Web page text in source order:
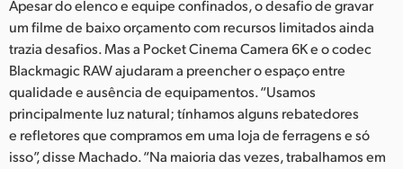
Apesar do elenco e equipe confinados, o desafio de gravar
um filme de baixo orçamento com recursos limitados ainda
trazia desafios. Mas a Pocket Cinema Camera 6K e o codec
Blackmagic RAW ajudaram a preencher o espaço entre
qualidade e ausência de equipamentos. “Usamos
principalmente luz natural; tínhamos alguns rebatedores
e refletores que compramos em uma loja de ferragens e só
isso”, disse Machado. “Na maioria das vezes, trabalhamos em